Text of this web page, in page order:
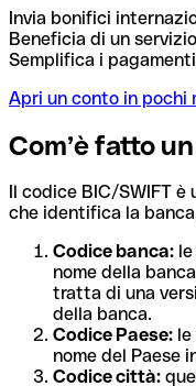
Invia bonifici
Beneficia di un
Semplifica i
Apri un conto in pochi
Com’è fatto
Il codice BIC/SWIFT
che identifica la
Codice banca:
nome della
tratta di una
della banca.
Codice Paese:
nome del Paese
Codice città: